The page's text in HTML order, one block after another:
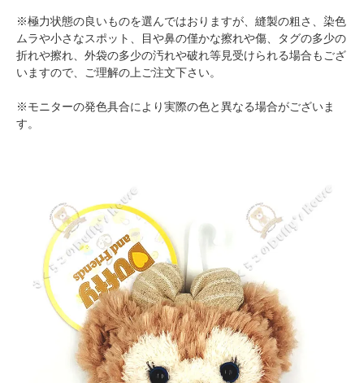
※極力状態の良いものを選んではおりますが、縫製の粗さ、染色
ムラや小さなスポット、目や鼻の僅かな擦れや傷、タグの多少の
折れや擦れ、外袋の多少の汚れや破れ等見受けられる場合もござ
いますので、ご理解の上ご注文下さい。
※モニターの発色具合により実際の色と異なる場合がございま
す。